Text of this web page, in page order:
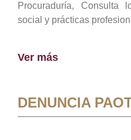
Procuraduría, Consulta
social y prácticas
Ver más
DENUNCIA